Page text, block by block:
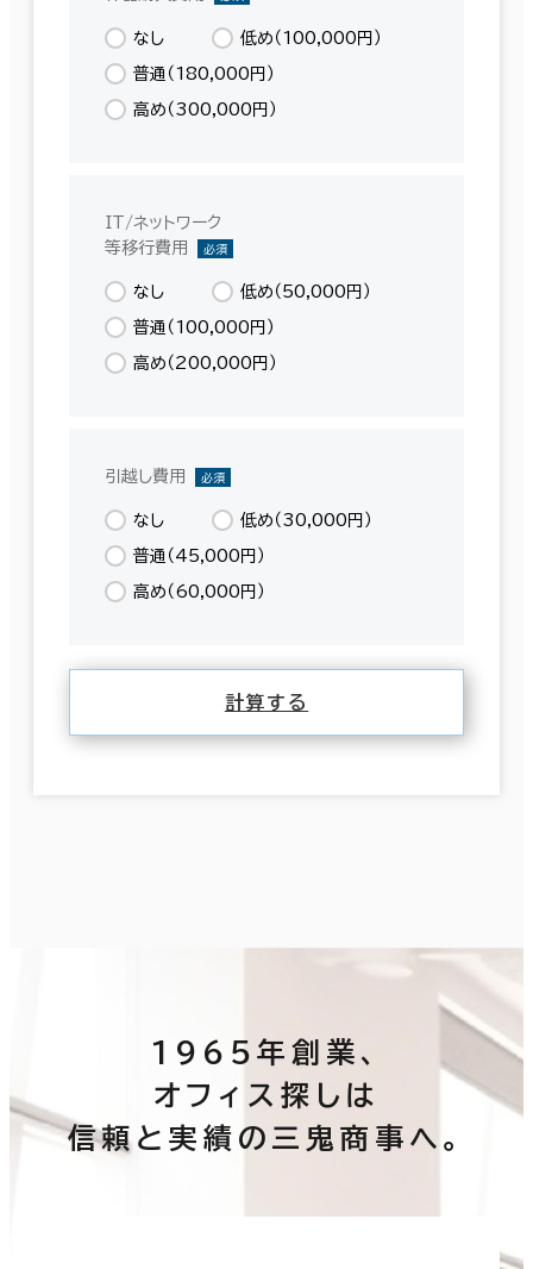
なし 低め（100,000円）
普通（180,000円）
高め（300,000円）
IT/ネットワーク
等移行費用
必須
なし 低め（50,000円）
普通（100,000円）
高め（200,000円）
引越し費用 必須
なし 低め（30,000円）
普通（45,000円）
高め（60,000円）
計算する
1965年創業、
オフィス探しは
信頼と実績の三鬼商事へ。